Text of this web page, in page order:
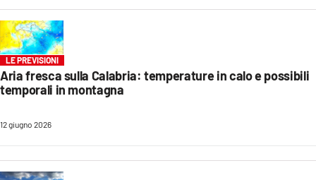
LE PREVISIONI
Aria fresca sulla Calabria: temperature in calo e possibili
temporali in montagna
12 giugno 2026